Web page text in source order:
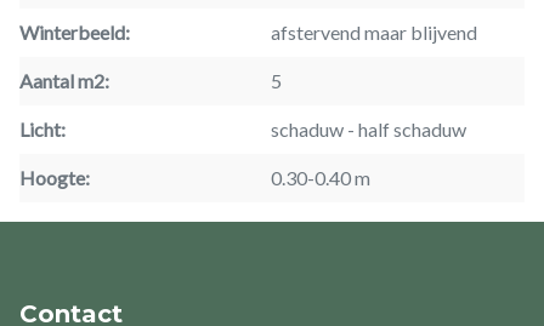
Winterbeeld afstervend maar blijvend
Aantal m2 5
Licht schaduw half schaduw
Hoogte 0.30-0.40 m
Contact